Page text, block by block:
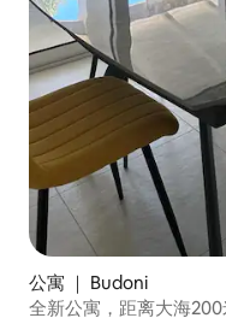
公寓 ｜ Budoni
全新公寓，距离大海200